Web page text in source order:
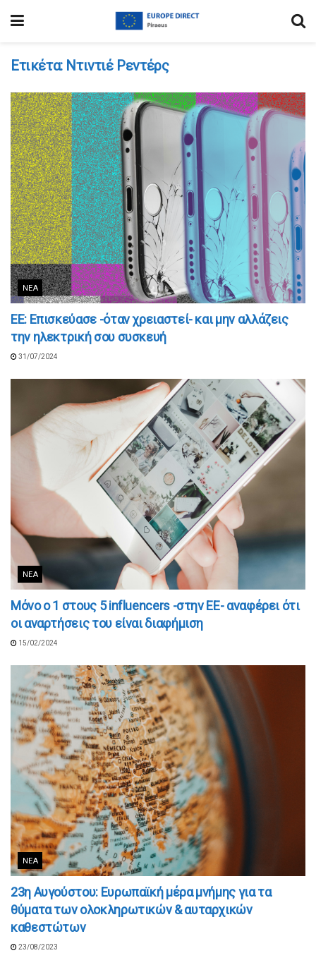
Ετικέτα: Ντιντιέ Ρεντέρς
ΝΈΑ
ΕΕ: Επισκεύασε -όταν χρειαστεί- και μην αλλάζεις
την ηλεκτρική σου συσκευή
31/07/2024
ΝΈΑ
Μόνο ο 1 στους 5 influencers -στην ΕΕ- αναφέρει ότι
οι αναρτήσεις του είναι διαφήμιση
15/02/2024
ΝΈΑ
23η Αυγούστου: Ευρωπαϊκή μέρα μνήμης για τα
θύματα των ολοκληρωτικών & αυταρχικών
καθεστώτων
23/08/2023